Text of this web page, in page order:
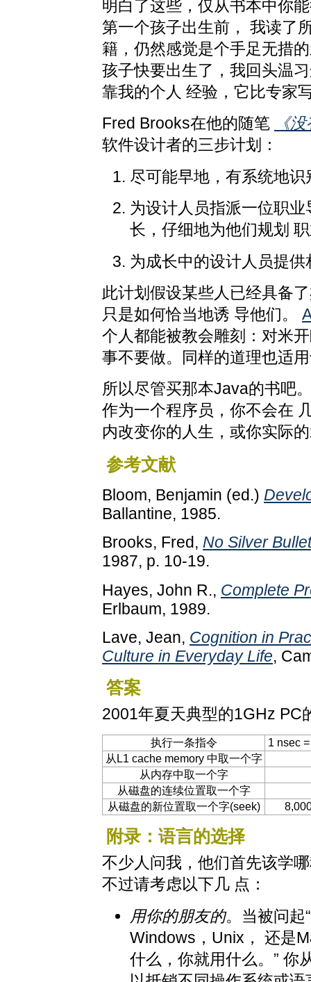
明白了这些，仅从书本中你
第一个孩子出生前， 我读了
籍，仍然感觉是个手足无措
孩子快要出生了，我回头温
靠我的个人 经验，它比专家
Fred Brooks在他的随笔
《
软件设计者的三步计划：
尽可能早地，有系统地
为设计人员指派一位职
长，仔细地为他们规划
为成长中的设计人员提
此计划假设某些人已经具备
只是如何恰当地诱 导他们。
个人都能被教会雕刻：对米
事不要做。同样的道理也适
所以尽管买那本Java的书吧
作为一个程序员，你不会在
内改变你的人生，或你实际
参考文献
Bloom, Benjamin (ed.)
Ballantine, 1985.
Brooks, Fred, No Silver
1987, p. 10-19.
Hayes, John R., Complete
Erlbaum, 1989.
Lave, Jean, Cognition in
Culture in Everyday Life,
答案
2001年夏天典型的1GHz PC
执行一条指令
1 nsec
从L1 cache memory 中取一个字
从内存中取一个字
从磁盘的连续位置取一个字
从磁盘的新位置取一个字(seek)
附录：语言的选择
不少人问我，他们首先该学
不过请考虑以下几 点：
用你的朋友的。当被问起
Windows，Unix， 还是
什么，你就用什么。” 你